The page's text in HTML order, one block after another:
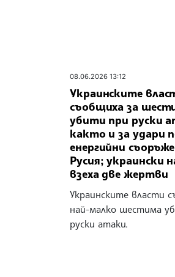
08.06.2026 13:12
Украинските
съобщиха за
убити при руски
както и за удари
енергийни
Русия; украински
взеха две жертви
Украинските власти
най-малко шестима
руски атаки.